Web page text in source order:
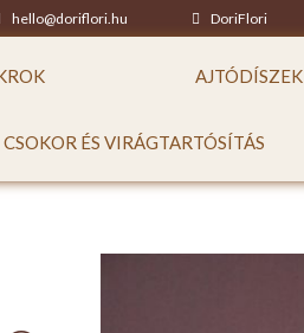
hello@doriflori.hu DoriFlori
AJTÓDÍSZEK
ÉS VIRÁGTARTÓSÍTÁS